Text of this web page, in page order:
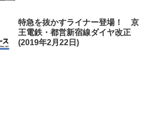
特急を抜かすライナー登場！ 京
王電鉄・都営新宿線ダイヤ改正
(2019年2月22日)